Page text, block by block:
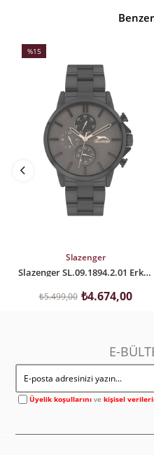
SEPETE EKLE
%15
Slazenger
Slazenger SL.09.1894.2.01 Erkek Kol Saati
₺4.674,00
₺5.499,00
E-
Üyelik koşullarını vekişisel